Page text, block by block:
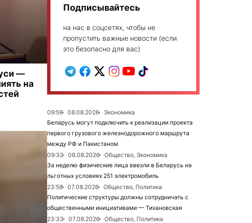
—
на
Подписывайтесь
на нас в соцсетях, чтобы не
пропустить важные новости (если
это безопасно для вас)
09:59 08.08.2026
Экономика
Беларусь могут подключить к реализации проекта
первого грузового железнодорожного маршрута
между РФ и Пакистаном
09:32
08.08.2026
Общество, Экономика
За неделю физические лица ввезли в Беларусь на
льготных условиях 251 электромобиль
23:58
07.08.2026
Общество, Политика
Политические структуры должны сотрудничать с
общественными инициативами — Тихановская
23:33
07.08.2026
Общество, Политика